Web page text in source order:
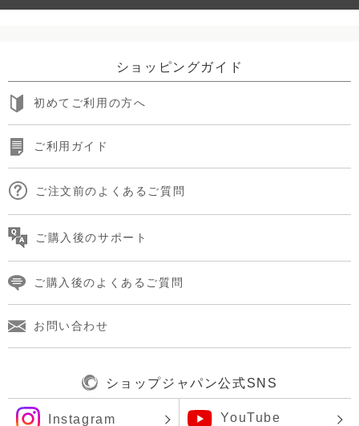
ショッピングガイド
初めてご利用の方へ
ご利用ガイド
ご注文前のよくあるご質問
ご購入後のサポート
ご購入後のよくあるご質問
お問い合わせ
ショップジャパン公式SNS
Instagram YouTube